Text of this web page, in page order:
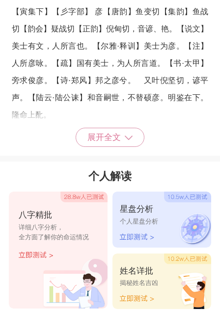
【寅集下】【彡字部】 彦【唐韵】鱼变切【集韵】鱼战
切【韵会】疑战切【正韵】倪甸切，音谚、艳。【说文】
美士有文，人所言也。【尔雅·释训】美士为彦。【注】
人所彦咏。【疏】国有美士，为人所言道。【书·太甲】
旁求俊彦。【诗·郑风】邦之彦兮。 又叶倪坚切，谚平
声。【陆云·陆公诔】和音嗣世，不替硕彦。明鉴在下。
隆命上䣥。
彦会
彦闰 彦儒 彦增
彦志
彦桦
彦威
彦忠
彦毅
彦岗 彦宏
彦成
彦民
彦兵 彦富
彦才
彦世 彦军 彦岐 彦政
展开全文
个人解读
八字精批
详细八字分析，
全方面了解你的命运情况
星盘分析
个人星盘分析
姓名详批
揭秘姓名吉凶